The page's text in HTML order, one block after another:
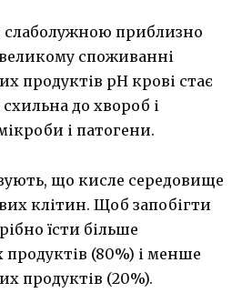
слаболужною приблизно
великому споживанні
продуктів pH крові стає
до хвороб і
і патогени.
що кисле середовище
клітин. Щоб запобігти
їсти більше
(80%) і менше
продуктів (20%).